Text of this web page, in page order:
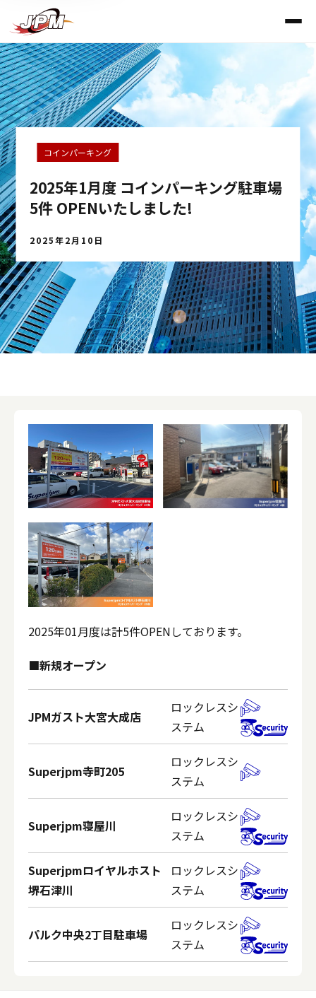
コインパーキング
2025年1月度 コインパーキング駐車場
5件 OPENいたしました!
2025年2月10日
2025年01月度は計5件OPENしております。
■新規オープン
JPMガスト大宮大成店
ロックレスシ
ステム
Superjpm寺町205
ロックレスシ
ステム
Superjpm寝屋川
ロックレスシ
ステム
Superjpmロイヤルホスト
堺石津川
ロックレスシ
ステム
パルク中央2丁目駐車場
ロックレスシ
ステム